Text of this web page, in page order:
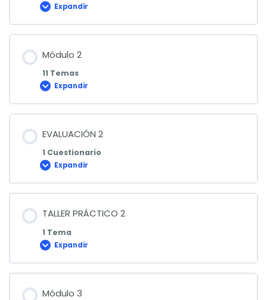
Expandir
TALLER
1
Módulo 2
11 Temas
Expandir
Módulo
EVALUACIÓN 2
1 Cuestionario
Expandir
EVALUACIÓN
TALLER PRÁCTICO 2
1 Tema
Expandir
TALLER
2
Módulo 3